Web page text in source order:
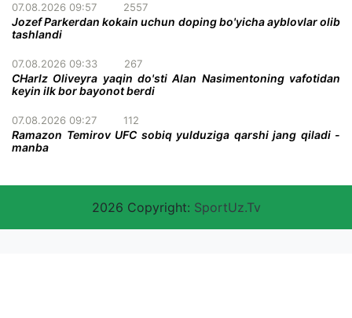
07.08.2026 09:57 2557
Jozef Parkerdan kokain uchun doping bo'yicha ayblovlar olib
tashlandi
07.08.2026 09:33 267
CHarlz Oliveyra yaqin do'sti Alan Nasimentoning vafotidan
keyin ilk bor bayonot berdi
07.08.2026 09:27 112
Ramazon Temirov UFC sobiq yulduziga qarshi jang qiladi -
manba
2026 Copyright: SportUz.Tv